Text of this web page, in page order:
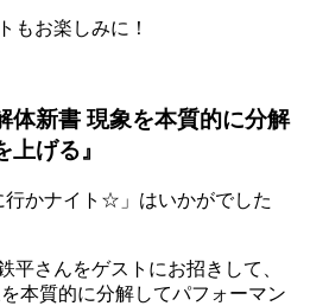
もお楽しみに！
体新書 現象を本質的に分解
上げる』
行かナイト☆」はいかがでした
平さんをゲストにお招きして、
本質的に分解してパフォーマン